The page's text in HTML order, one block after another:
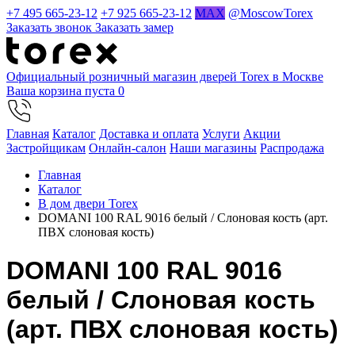
+7 495 665-23-12 +7 925 665-23-12 MAX @MoscowTorex
Заказать звонок Заказать замер
Официальный розничный магазин дверей Torex в Москве
Ваша корзина пуста 0
Главная Каталог Доставка и оплата Услуги Акции
Застройщикам Онлайн-салон Наши магазины Распродажа
Главная
Каталог
В дом двери Torex
DOMANI 100 RAL 9016 белый / Слоновая кость (арт.
ПВХ слоновая кость)
DOMANI 100 RAL 9016
белый / Слоновая кость
(арт. ПВХ слоновая кость)